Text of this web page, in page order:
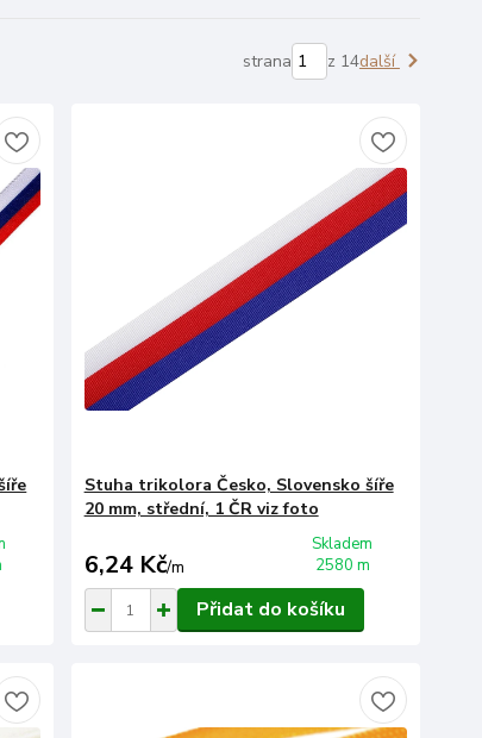
strana z 14další
Stuha trikolora Česko, Slovensko šíře
20 mm, střední, 1 ČR viz foto
6,24 Kč/m
Skladem
2580 m
Přidat do košíku